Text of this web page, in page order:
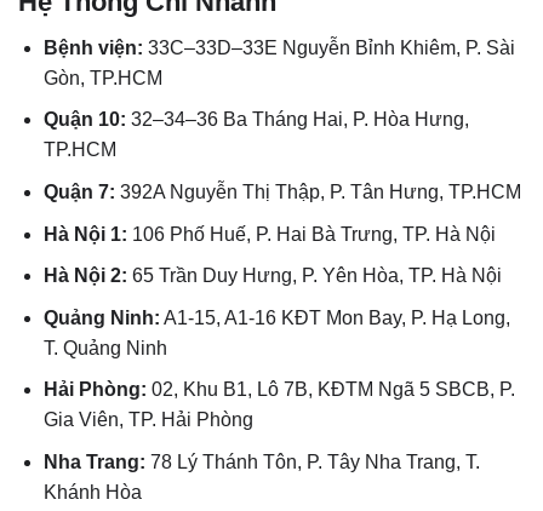
Bệnh viện: 33C–33D–33E Nguyễn Bỉnh Khiêm, P. Sài
Gòn, TP.HCM
Quận 10: 32–34–36 Ba Tháng Hai, P. Hòa Hưng,
TP.HCM
Quận 7: 392A Nguyễn Thị Thập, P. Tân Hưng, TP.HCM
Hà Nội 1: 106 Phố Huế, P. Hai Bà Trưng, TP. Hà Nội
Hà Nội 2: 65 Trần Duy Hưng, P. Yên Hòa, TP. Hà Nội
Quảng Ninh: A1-15, A1-16 KĐT Mon Bay, P. Hạ Long,
T. Quảng Ninh
Hải Phòng: 02, Khu B1, Lô 7B, KĐTM Ngã 5 SBCB, P.
Gia Viên, TP. Hải Phòng
Nha Trang: 78 Lý Thánh Tôn, P. Tây Nha Trang, T.
Khánh Hòa